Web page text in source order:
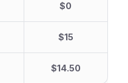
$0
$15
$14.50